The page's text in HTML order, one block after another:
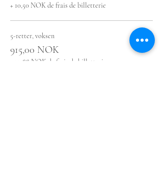
+ 10,50 NOK de frais de billetterie
5-retter, voksen
915,00 NOK
+ 22,88 NOK de frais de billetterie